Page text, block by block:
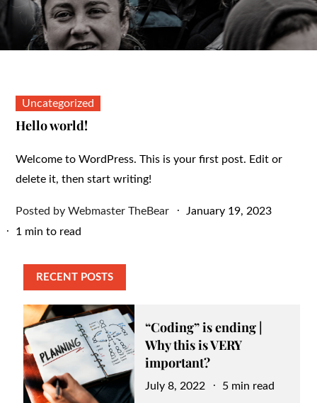
Uncategorized
Hello world!
Welcome to WordPress. This is your first post. Edit or
delete it, then start writing!
Posted byWebmaster TheBear
Posted
January 19, 2023
1 min to read
RECENT POSTS
“Coding” is ending |
Why this is VERY
important?
Posted
July 8, 2022 5 min read